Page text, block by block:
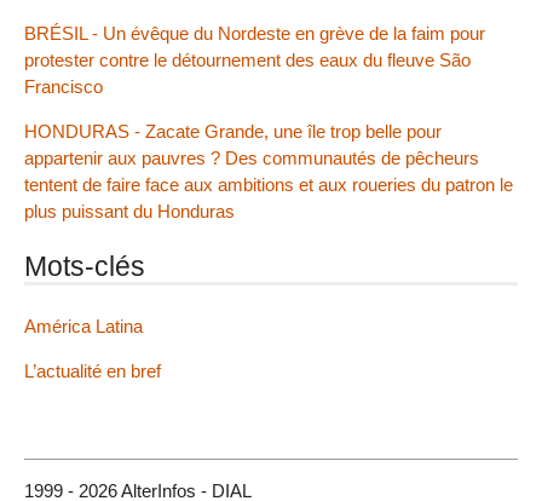
BRÉSIL - Un évêque du Nordeste en grève de la faim pour
protester contre le détournement des eaux du fleuve São
Francisco
HONDURAS - Zacate Grande, une île trop belle pour
appartenir aux pauvres ? Des communautés de pêcheurs
tentent de faire face aux ambitions et aux roueries du patron le
plus puissant du Honduras
Mots-clés
América Latina
L’actualité en bref
1999 - 2026 AlterInfos - DIAL